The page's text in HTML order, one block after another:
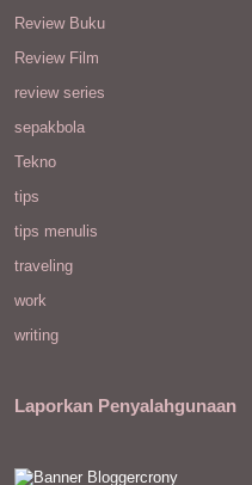
Review Buku
Review Film
review series
sepakbola
Tekno
tips
tips menulis
traveling
work
writing
Laporkan Penyalahgunaan